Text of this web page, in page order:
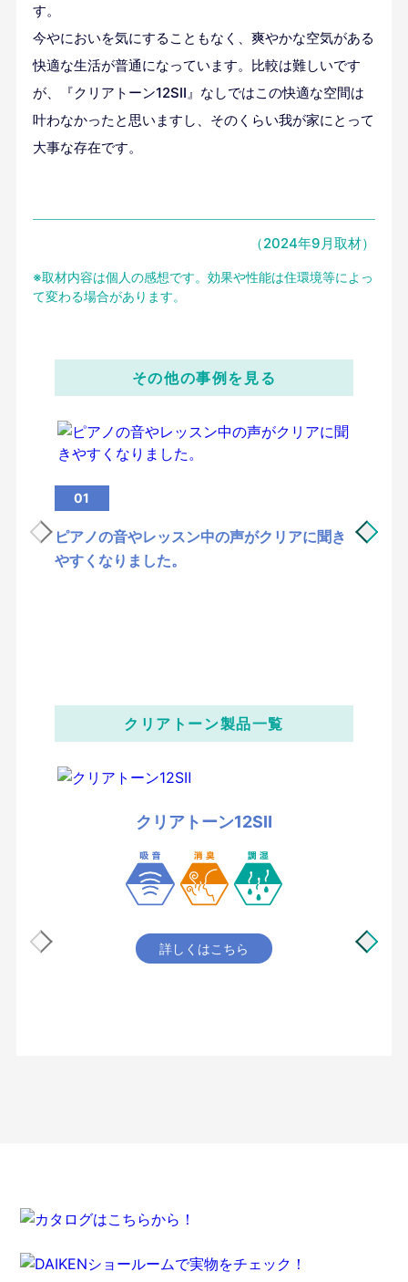
す。
今やにおいを気にすることもなく、爽やかな空気がある
快適な生活が普通になっています。比較は難しいです
が、『クリアトーン12SⅡ』なしではこの快適な空間は
叶わなかったと思いますし、そのくらい我が家にとって
大事な存在です。
（2024年9月取材）
※取材内容は個人の感想です。効果や性能は住環境等によっ
て変わる場合があります。
その他の事例を見る
01
ピアノの音やレッスン中の声がクリアに聞き
やすくなりました。
クリアトーン製品一覧
クリアトーン12SⅡ
詳しくはこちら